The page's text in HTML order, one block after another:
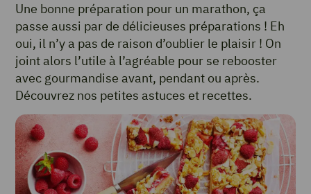
Une bonne préparation pour un marathon, ça
passe aussi par de délicieuses préparations ! Eh
oui, il n’y a pas de raison d’oublier le plaisir ! On
joint alors l’utile à l’agréable pour se rebooster
avec gourmandise avant, pendant ou après.
Découvrez nos petites astuces et recettes.